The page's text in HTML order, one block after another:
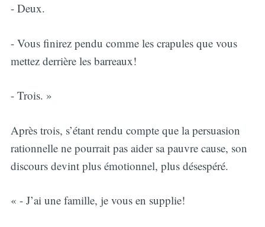
- Deux.
- Vous finirez pendu comme les crapules que vous
mettez derrière les barreaux!
- Trois. »
Après trois, s’étant rendu compte que la persuasion
rationnelle ne pourrait pas aider sa pauvre cause, son
discours devint plus émotionnel, plus désespéré.
« - J’ai une famille, je vous en supplie!